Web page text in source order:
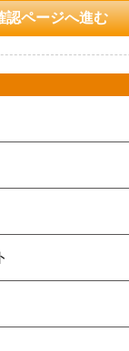
認ページへ進む